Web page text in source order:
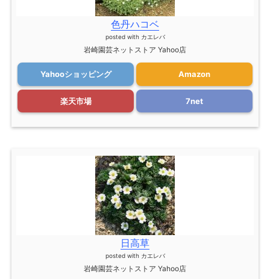
色丹ハコベ
posted with カエレバ
岩崎園芸ネットストア Yahoo店
Yahooショッピング Amazon
楽天市場 7net
日高草
posted with カエレバ
岩崎園芸ネットストア Yahoo店